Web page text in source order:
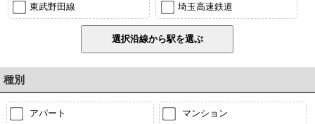
東武野田線 埼玉高速鉄道
種別
アパート マンション